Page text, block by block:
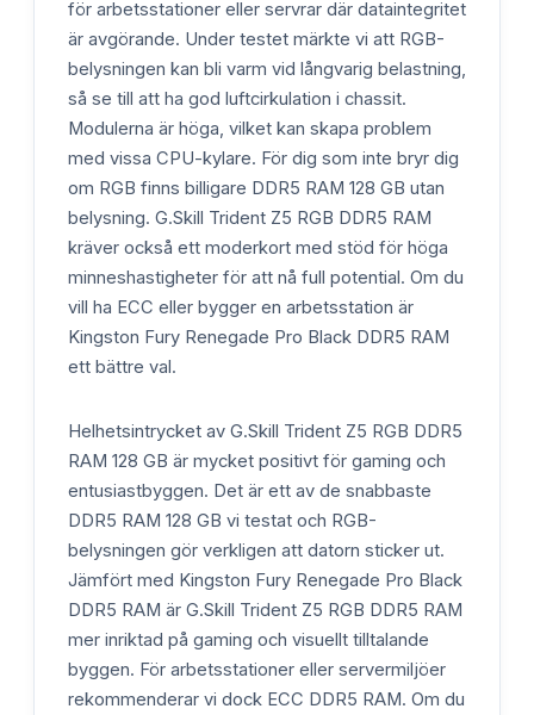
för arbetsstationer eller servrar där dataintegritet
är avgörande. Under testet märkte vi att RGB-
belysningen kan bli varm vid långvarig belastning,
så se till att ha god luftcirkulation i chassit.
Modulerna är höga, vilket kan skapa problem
med vissa CPU-kylare. För dig som inte bryr dig
om RGB finns billigare DDR5 RAM 128 GB utan
belysning. G.Skill Trident Z5 RGB DDR5 RAM
kräver också ett moderkort med stöd för höga
minneshastigheter för att nå full potential. Om du
vill ha ECC eller bygger en arbetsstation är
Kingston Fury Renegade Pro Black DDR5 RAM
ett bättre val.
Helhetsintrycket av G.Skill Trident Z5 RGB DDR5
RAM 128 GB är mycket positivt för gaming och
entusiastbyggen. Det är ett av de snabbaste
DDR5 RAM 128 GB vi testat och RGB-
belysningen gör verkligen att datorn sticker ut.
Jämfört med Kingston Fury Renegade Pro Black
DDR5 RAM är G.Skill Trident Z5 RGB DDR5 RAM
mer inriktad på gaming och visuellt tilltalande
byggen. För arbetsstationer eller servermiljöer
rekommenderar vi dock ECC DDR5 RAM. Om du